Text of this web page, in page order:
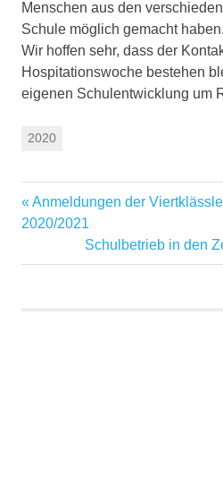
Menschen aus den
Schule möglich gemacht haben.
Wir hoffen sehr, dass der
Hospitationswoche bestehen
eigenen Schulentwicklung um
2020
Vorheriger
Beitrag:
Anmeldungen der
2020/2021
Nächster
Beitrag:
Schulbetrieb in den